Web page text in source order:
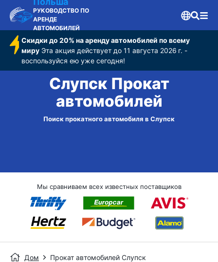
РУКОВОДСТВО ПО
АРЕНДЕ
АВТОМОБИЛЕЙ
Скидки до 20% на аренду автомобилей по всему
мируЭта акция действует до 11 августа 2026 г. -
воспользуйся ею уже сегодня!
Слупск Прокат
автомобилей
Поиск прокатного автомобиля в Слупск
Мы сравниваем всех известных поставщиков
Дом Прокат автомобилей Слупск